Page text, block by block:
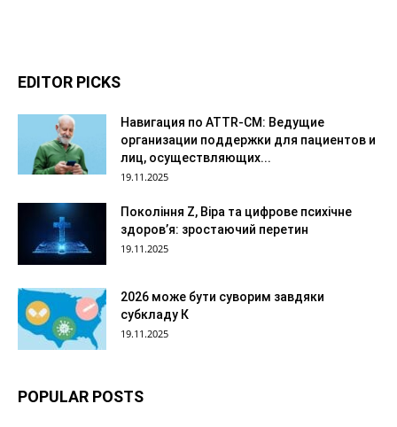
EDITOR PICKS
Навигация по ATTR-CM: Ведущие
организации поддержки для пациентов и
лиц, осуществляющих...
19.11.2025
Покоління Z, Віра та цифрове психічне
здоров’я: зростаючий перетин
19.11.2025
2026 може бути суворим завдяки
субкладу К
19.11.2025
POPULAR POSTS